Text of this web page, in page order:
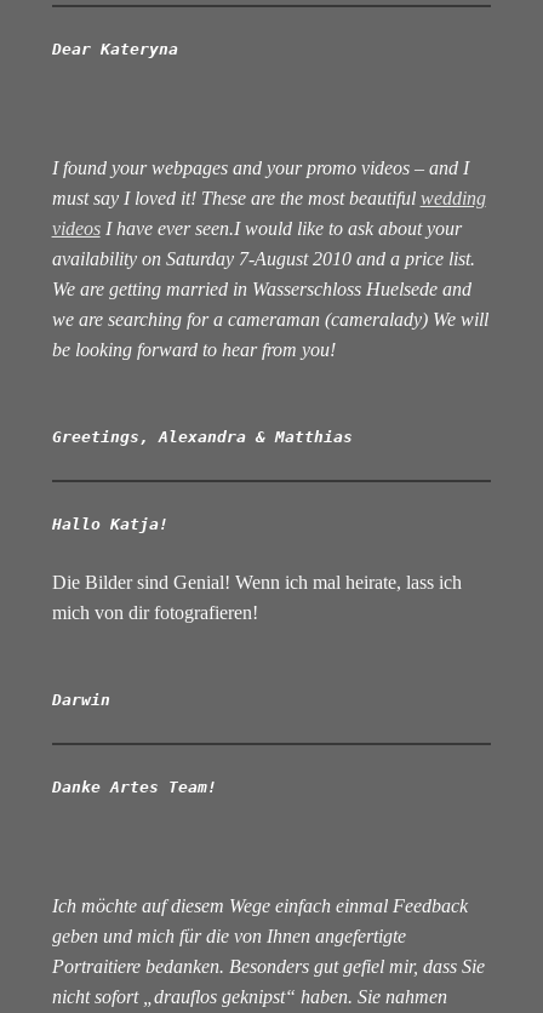
Dear Kateryna
I found your webpages and your promo videos – and I
must say I loved it! These are the most beautiful wedding
videosI have ever seen.I would like to ask about your
availability on Saturday 7-August 2010 and a price list.
We are getting married in Wasserschloss Huelsede and
we are searching for a cameraman (cameralady) We will
be looking forward to hear from you!
Greetings, Alexandra & Matthias
Hallo Katja!
Die Bilder sind Genial! Wenn ich mal heirate, lass ich
mich von dir fotografieren!
Darwin
Danke Artes Team!
Ich möchte auf diesem Wege einfach einmal Feedback
geben und mich für die von Ihnen angefertigte
Portraitiere bedanken. Besonders gut gefiel mir, dass Sie
nicht sofort „drauflos geknipst“ haben. Sie nahmen